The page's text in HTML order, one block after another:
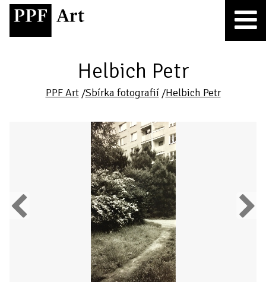
Helbich Petr
PPF Art/Sbírka fotografií/Helbich Petr
Previous Next